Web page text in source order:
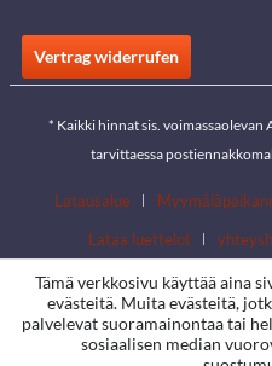
Vertrag widerrufen
* Kaikki hinnat sis. voimassaolevan
tarvittaessa
Latausalue
Lataa luettelot
Tämä verkkosivu käyttää aina
evästeitä. Muita evästeitä,
palvelevat suoramainontaa tai
sosiaalisen median